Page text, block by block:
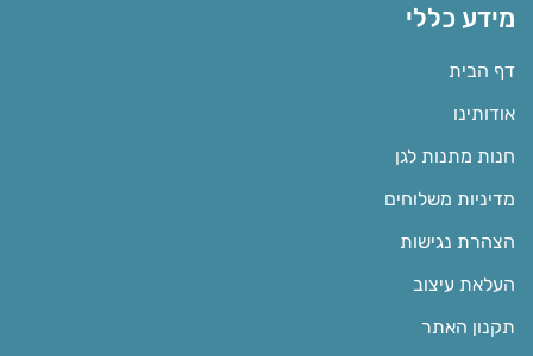
מידע כללי
דף הבית
אודותינו
חנות מתנות לגן
מדיניות משלוחים
הצהרת נגישות
העלאת עיצוב
תקנון האתר